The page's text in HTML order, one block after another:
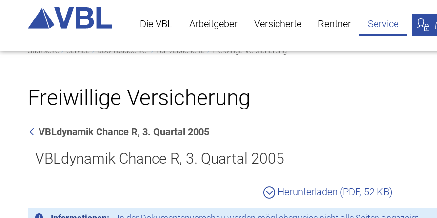
Die VBL
Die VBL Untermenü öffnen
Arbeitgeber
Arbeitgeber Untermenü öffnen
Versicherte
Versicherte Untermenü öffnen
Rentner Service
Startseite Service Downloadcenter Für Versicherte Freiwillige Versicherung
Freiwillige Versicherung
Zurück
VBLdynamik Chance R, 3. Quartal 2005
VBLdynamik Chance R, 3. Quartal 2005
Herunterladen (PDF, 52 KB)